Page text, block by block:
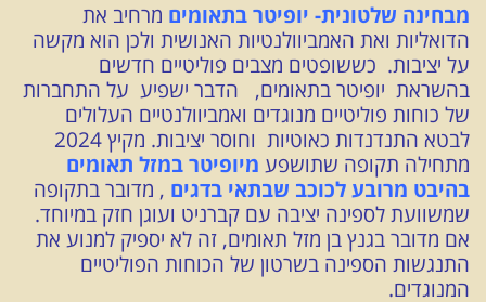
מבחינה שלטונית- יופיטר בתאומים מרחיב את
הדואליות ואת האמביוולנטיות האנושית ולכן הוא מקשה
על יציבות. כששופטים מצבים פוליטיים חדשים
בהשראת יופיטר בתאומים, הדבר ישפיע על התחברות
של כוחות פוליטיים מנוגדים ואמביוולנטיים העלולים
לבטא התנדנדות כאוטיות וחוסר יציבות. מקיץ 2024
מתחילה תקופה שתושפע מיופיטר במזל תאומים
בהיבט מרובע לכוכב שבתאי בדגים , מדובר בתקופה
שמשוועת לספינה יציבה עם קברניט ועוגן חזק במיוחד.
אם מדובר בגנץ בן מזל תאומים, זה לא יספיק למנוע את
התנגשות הספינה בשרטון של הכוחות הפוליטיים
המנוגדים.